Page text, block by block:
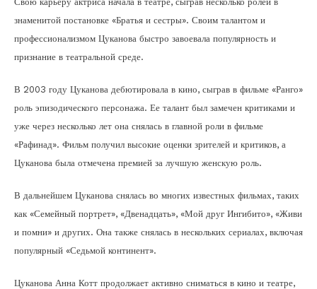
знаменитой постановке «Братья и сестры». Своим талантом и
профессионализмом Цуканова быстро завоевала популярность и
признание в театральной среде.
В 2003 году Цуканова дебютировала в кино, сыграв в фильме «Ранго»
роль эпизодического персонажа. Ее талант был замечен критиками и
уже через несколько лет она снялась в главной роли в фильме
«Рафинад». Фильм получил высокие оценки зрителей и критиков, а
Цуканова была отмечена премией за лучшую женскую роль.
В дальнейшем Цуканова снялась во многих известных фильмах, таких
как «Семейный портрет», «Двенадцать», «Мой друг Ингибито», «Живи
и помни» и других. Она также снялась в нескольких сериалах, включая
популярный «Седьмой континент».
Цуканова Анна Котт продолжает активно сниматься в кино и театре,